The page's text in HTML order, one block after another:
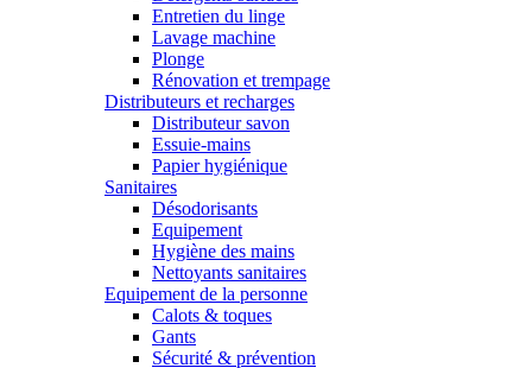
Entretien du linge
Lavage machine
Plonge
Rénovation et trempage
Distributeurs et recharges
Distributeur savon
Essuie-mains
Papier hygiénique
Sanitaires
Désodorisants
Equipement
Hygiène des mains
Nettoyants sanitaires
Equipement de la personne
Calots & toques
Gants
Sécurité & prévention